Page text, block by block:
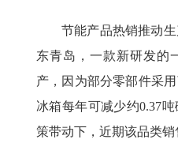
节能产品热销推动
东青岛，一款新研发的
产，因为部分零部件采
冰箱每年可减少约0.37
策带动下，近期该品类销